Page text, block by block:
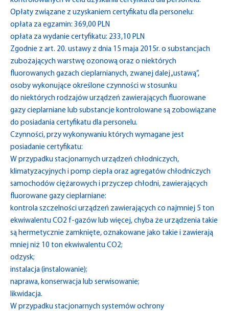
Opłaty związane z uzyskaniem certyfikatu dla personelu:
opłata za egzamin: 369,00 PLN
opłata za wydanie certyfikatu: 233,10 PLN
Zgodnie z art. 20. ustawy z dnia 15 maja 2015r. o substancjach
zubożających warstwę ozonową oraz o niektórych
fluorowanych gazach cieplarnianych, zwanej dalej „ustawą”,
osoby wykonujące określone czynności w stosunku
do niektórych rodzajów urządzeń zawierających fluorowane
gazy cieplarniane lub substancje kontrolowane są zobowiązane
do posiadania certyfikatu dla personelu.
Czynności, przy wykonywaniu których wymagane jest
posiadanie certyfikatu:
W przypadku stacjonarnych urządzeń chłodniczych,
klimatyzacyjnych i pomp ciepła oraz agregatów chłodniczych
samochodów ciężarowych i przyczep chłodni, zawierających
fluorowane gazy cieplarniane:
kontrola szczelności urządzeń zawierających co najmniej 5 ton
ekwiwalentu CO2 f-gazów lub więcej, chyba że urządzenia takie
są hermetycznie zamknięte, oznakowane jako takie i zawierają
mniej niż 10 ton ekwiwalentu CO2;
odzysk;
instalacja (instalowanie);
naprawa, konserwacja lub serwisowanie;
likwidacja.
W przypadku stacjonarnych systemów ochrony